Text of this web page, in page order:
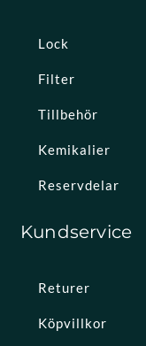
Lock
Filter
Tillbehör
Kemikalier
Reservdelar
Kundservice
Returer
Köpvillkor